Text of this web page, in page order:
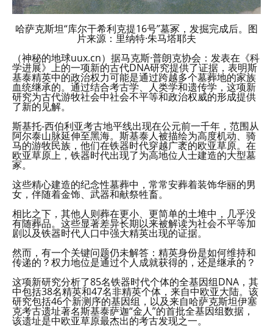
哈萨克斯坦“库尔干希利克提16号”墓冢，发掘完成后。图
片来源：里纳特·朱马塔耶夫
（神秘的地球uux.cn）据马克斯·普朗克协会：发表在《科
学进展》上的一项新的古代DNA研究提供了证据，表明斯
基泰精英中的政治权力可能是通过跨越多个墓葬地的家族
血统继承的。通过结合考古学、人类学和遗传学，这项新
研究为古代游牧社会中社会不平等和政治权威的形成提供
了新的见解。
斯基托-西伯利亚考古地平线出现在公元前一千年，范围从
阿尔泰山脉延伸至黑海。斯基泰人被描绘为高度机动、骑
马的游牧民族，他们在铁器时代穿越广袤的欧亚草原。在
欧亚草原上，铁器时代出现了为高地位人士建造的大型墓
冢。
这些精心建造的纪念性墓葬中，常常安葬着装饰华丽的男
女，伴随着金饰、武器和献祭牲畜。
相比之下，其他人则葬在更小、更简单的土堆中，几乎没
有随葬品。这些显著差异长期以来被解读为社会不平等加
剧以及铁器时代人口中强大精英出现的证据。
然而，有一个关键问题仍未解答：精英身份是如何维持和
传递的？权力地位是通过个人成就获得的，还是继承的？
这项新研究分析了85名铁器时代个体的全基因组DNA，其
中包括38名精英和47名非精英个体，来自中欧亚大陆。该
研究包括46个新测序的基因组，以及来自哈萨克斯坦伊塞
克考古遗址著名斯基泰萨迦“金人”的首批全基因组数据，
该遗址是中欧亚草原最杰出的考古发现之一。